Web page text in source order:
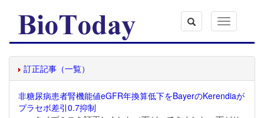
Toggle
navigation
訂正記事（一覧）
非糖尿病患者腎機能値eGFR年換算低下をBayerのKerendiaが
プラセボ差引0.7抑制